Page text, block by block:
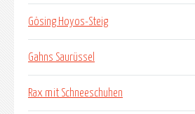
Gösing Hoyos-Steig
Gahns Saurüssel
Rax mit Schneeschuhen